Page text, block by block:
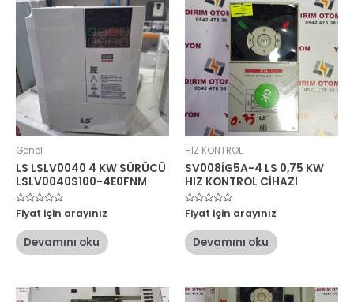
Genel
LS LSLV0040 4 KW SÜRÜCÜ
LSLV0040S100-4E0FNM
5
üzerinden
oy
aldı
Fiyat için arayınız
Devamını oku
HIZ KONTROL
SV008İG5A-4 LS 0,75 KW
HIZ KONTROL CİHAZI
5
üzerinden
oy
aldı
Fiyat için arayınız
Devamını oku